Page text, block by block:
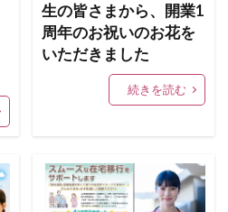
生の皆さまから、開業1
周年のお祝いのお花を
いただきました
続きを読む